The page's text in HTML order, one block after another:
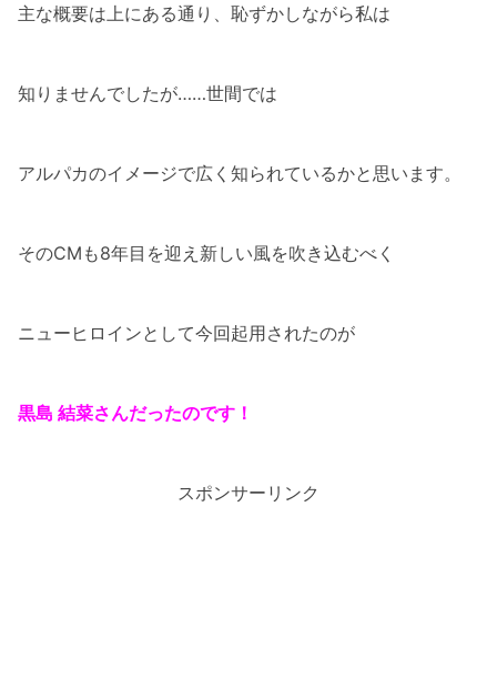
主な概要は上にある通り、恥ずかしながら私は
知りませんでしたが……世間では
アルパカのイメージで広く知られているかと思います。
そのCMも8年目を迎え新しい風を吹き込むべく
ニューヒロインとして今回起用されたのが
黒島 結菜さんだったのです！
スポンサーリンク